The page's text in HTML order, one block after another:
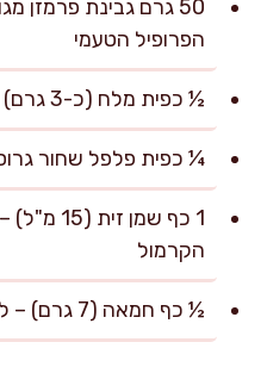
50 גרם גבינת
הפרופיל הטעמי
½ כפית מלח (כ-3 גרם) – לוויסות טעמים
¼ כפית פלפל שחור
1 כף שמן
הקרמול
½ כף חמאה (7 גרם) – לתוספת טעם ומרקם עשיר